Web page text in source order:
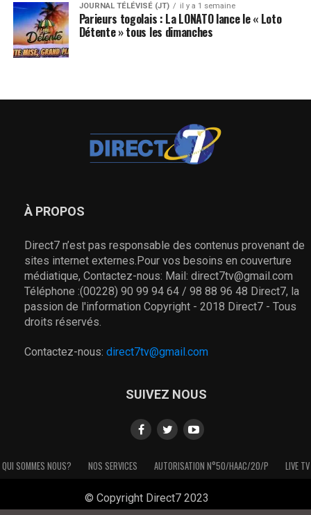
JOURNAL TÉLÉVISÉ (JT) il y a 1 semaine
Parieurs togolais : La LONATO lance le « Loto
Détente » tous les dimanches
À PROPOS
Direct7 n’est pas responsable des contenus provenant de
sites internet externes.Pour vos besoins en couverture
médiatique, Contactez-nous: Mail: direct7tv@gmail.com
Téléphone :(00228) 90 99 94 64 / 98 88 96 48 Direct7, la
passion de l'information Copyright - 2018 Direct7 - Tous
droits réservés.
Contactez-nous: direct7tv@gmail.com
SUIVEZ NOUS
QUI SOMMES NOUS? NOS SERVICES AUTORISATION N°50/HAAC/20/P LIVE TV
© Copyright Direct7 2023